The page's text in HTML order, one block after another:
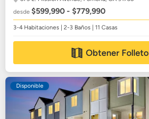
desde$599,990 - $779,990
3-4 Habitaciones | 2-3 Baños | 11 Casas
Obtener Folleto
Disponible